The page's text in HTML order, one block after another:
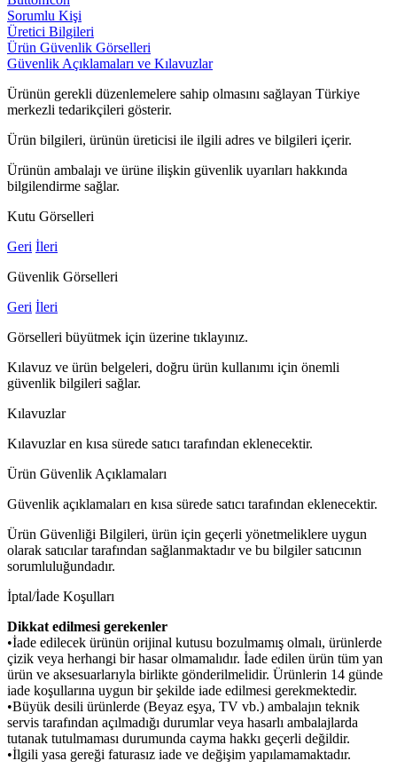
Sorumlu Kişi
Üretici Bilgileri
Ürün Güvenlik Görselleri
Güvenlik Açıklamaları ve Kılavuzlar
Ürünün gerekli düzenlemelere sahip olmasını sağlayan Türkiye
merkezli tedarikçileri gösterir.
Ürün bilgileri, ürünün üreticisi ile ilgili adres ve bilgileri içerir.
Ürünün ambalajı ve ürüne ilişkin güvenlik uyarıları hakkında
bilgilendirme sağlar.
Kutu Görselleri
Geri İleri
Güvenlik Görselleri
Geri İleri
Görselleri büyütmek için üzerine tıklayınız.
Kılavuz ve ürün belgeleri, doğru ürün kullanımı için önemli
güvenlik bilgileri sağlar.
Kılavuzlar
Kılavuzlar en kısa sürede satıcı tarafından eklenecektir.
Ürün Güvenlik Açıklamaları
Güvenlik açıklamaları en kısa sürede satıcı tarafından eklenecektir.
Ürün Güvenliği Bilgileri, ürün için geçerli yönetmeliklere uygun
olarak satıcılar tarafından sağlanmaktadır ve bu bilgiler satıcının
sorumluluğundadır.
İptal/İade Koşulları
Dikkat edilmesi gerekenler
•İade edilecek ürünün orijinal kutusu bozulmamış olmalı, ürünlerde
çizik veya herhangi bir hasar olmamalıdır. İade edilen ürün tüm yan
ürün ve aksesuarlarıyla birlikte gönderilmelidir. Ürünlerin 14 günde
iade koşullarına uygun bir şekilde iade edilmesi gerekmektedir.
•Büyük desili ürünlerde (Beyaz eşya, TV vb.) ambalajın teknik
servis tarafından açılmadığı durumlar veya hasarlı ambalajlarda
tutanak tutulmaması durumunda cayma hakkı geçerli değildir.
•İlgili yasa gereği faturasız iade ve değişim yapılamamaktadır.